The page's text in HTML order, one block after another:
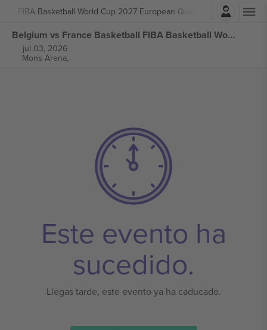
FIBA Basketball World Cup 2027 European Qualifiers
Iniciar sesión
Belgium vs France Basketball FIBA Basketball World Cup 2027 European Qualifiers entradas
jul 03, 2026
Mons Arena,
Este evento ha
sucedido.
Llegas tarde, este evento ya ha caducado.